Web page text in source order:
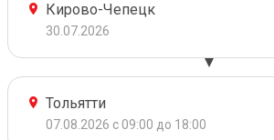
Кирово-Чепецк
30.07.2026
Тольятти
07.08.2026 с 09:00 до 18:00